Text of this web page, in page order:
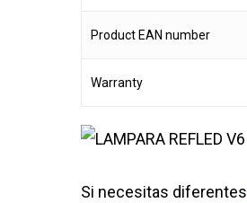
Product EAN number
Warranty
Si necesitas diferentes